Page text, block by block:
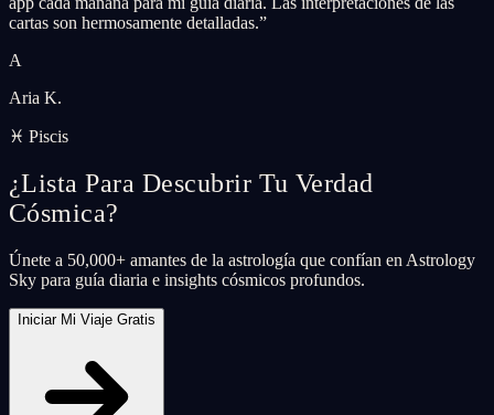
cartas son hermosamente detalladas.”
A
Aria K.
♓ Piscis
¿Lista Para Descubrir Tu Verdad
Cósmica?
Únete a 50,000+ amantes de la astrología que confían en Astrology
Sky para guía diaria e insights cósmicos profundos.
Iniciar Mi Viaje Gratis